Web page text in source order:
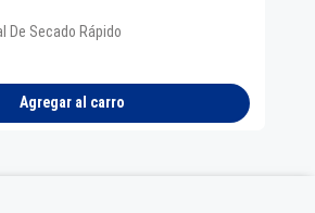
De Secado Rápido
Agregar al carro